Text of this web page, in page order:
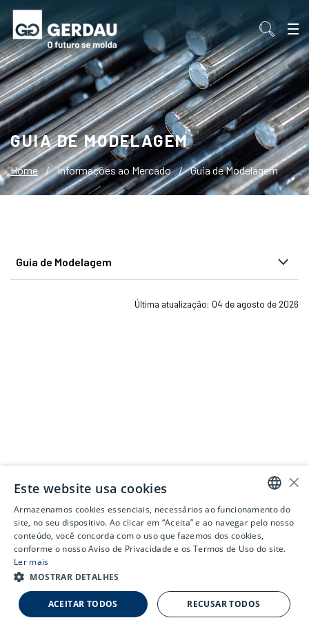
GUIA DE MODELAGEM
Home / Informações ao Mercado / Guia de Modelagem
Guia de Modelagem
Última atualização: 04 de agosto de 2026
PORTUGUESE
ENGLISH
×
Este website usa cookies
Armazenamos cookies essenciais, necessários ao funcionamento do
site, no seu dispositivo. Ao clicar em “Aceita” e ao navegar pelo nosso
conteúdo, você concorda com o uso que fazemos dos cookies,
conforme o nosso Aviso de Privacidade e os Termos de Uso do site.
Ler mais
MOSTRAR DETALHES
ACEITAR TODOS RECUSAR TODOS